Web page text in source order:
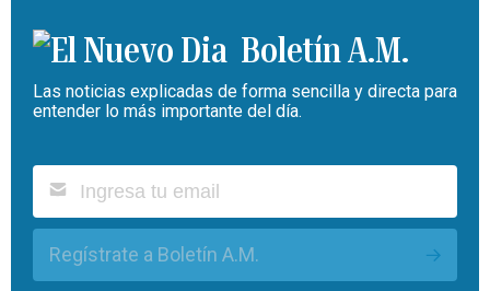
Boletín A.M.
Las noticias explicadas de forma sencilla y directa para
entender lo más importante del día.
Regístrate a Boletín A.M.